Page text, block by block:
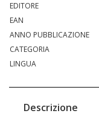
EDITORE
EAN
ANNO PUBBLICAZIONE
CATEGORIA
LINGUA
Descrizione